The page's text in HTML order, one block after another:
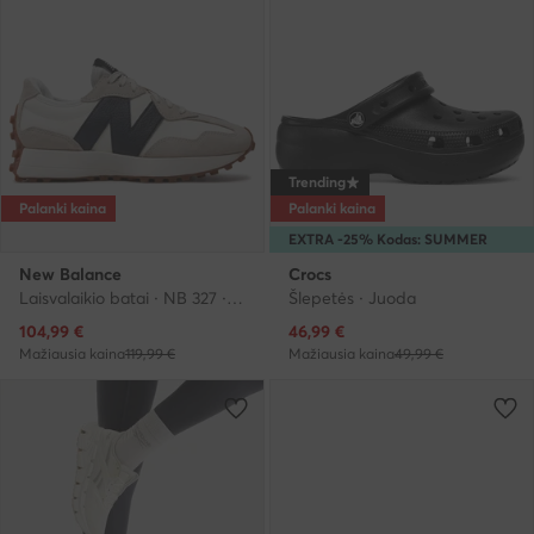
Palanki kaina
New Balance
Laisvalaikio batai · NB 327 · Smėlio
Dabartinė kaina
104,99 €
Mažiausia kaina119,99 €
EXTRA -25% Kodas: SUMMER
Trending
Palanki kaina
Crocs
Šlepetės · Juoda
Dabartinė kaina
46,99 €
Mažiausia kaina49,99 €